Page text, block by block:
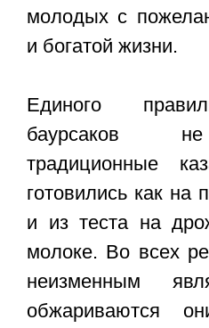
молодых с
и богатой жизни.
Единого
баурсаков
традиционные
готовились как на
и из теста на
молоке. Во всех
неизменным
обжариваются